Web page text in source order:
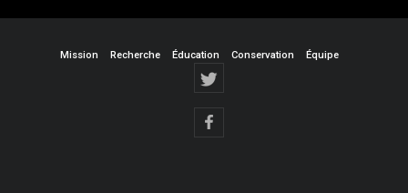
Mission Recherche Éducation Conservation Équipe